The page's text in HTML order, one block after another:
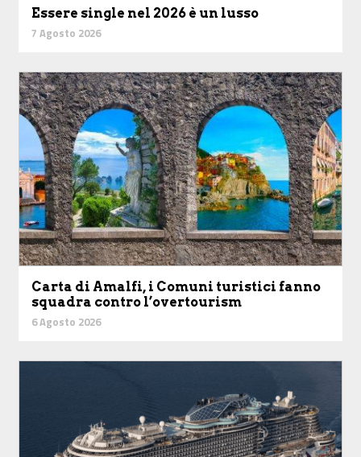
Essere single nel 2026 è un lusso
7 Agosto 2026
Carta di Amalfi, i Comuni turistici fanno
squadra contro l’overtourism
6 Agosto 2026